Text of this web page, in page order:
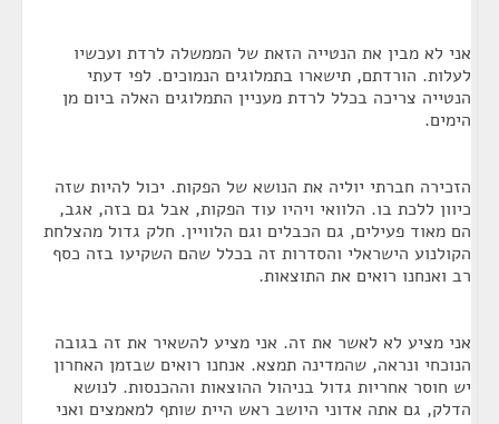
אני לא מבין את הנטייה הזאת של הממשלה לרדת ועכשיו
לעלות. הורדתם, תישארו בתמלוגים הנמוכים. לפי דעתי
הנטייה צריכה בכלל לרדת מעניין התמלוגים האלה ביום מן
הימים.
הזכירה חברתי יוליה את הנושא של הפקות. יכול להיות שזה
כיוון ללכת בו. הלוואי ויהיו עוד הפקות, אבל גם בזה, אגב,
הם מאוד פעילים, גם הכבלים וגם הלוויין. חלק גדול מהצלחת
הקולנוע הישראלי והסדרות זה בכלל שהם השקיעו בזה כסף
רב ואנחנו רואים את התוצאות.
אני מציע לא לאשר את זה. אני מציע להשאיר את זה בגובה
הנוכחי ונראה, שהמדינה תמצא. אנחנו רואים שבזמן האחרון
יש חוסר אחריות גדול בניהול ההוצאות וההכנסות. לנושא
הדלק, גם אתה אדוני היושב ראש היית שותף למאמצים ואני